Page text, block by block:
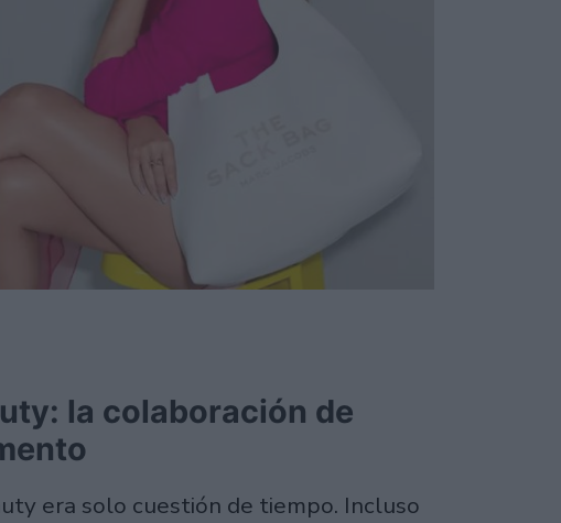
la colaboración de
era solo cuestión de tiempo. Incluso